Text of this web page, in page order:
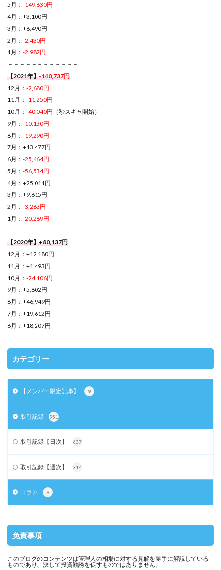
5月： -149,630円
4月：+3,100円
3月：+6,490円
2月： -2,430円
1月： -2,982円
－－－－－－－－－－－－
【2021年】-140,737円
12月： -2,680円
11月： -11,250円
10月： -40,040円 （秒スキャ開始）
9月： -10,130円
8月： -19,290円
7月：+13,477円
6月： -25,464円
5月： -56,534円
4月：+25,011円
3月：+9,615円
2月： -3,263円
1月： -20,289円
－－－－－－－－－－－－
【2020年】+80,137円
12月：+12,180円
11月：+1,493円
10月： -24,106円
9月：+5,802円
8月：+46,949円
7月：+19,612円
6月：+18,207円
カテゴリー
【メンバー限定記事】 9
取引記録 951
取引記録【日次】 637
取引記録【週次】 314
コラム 9
免責事項
このブログのコンテンツは管理人の相場に対する見解を勝手に解説している
ものであり、決して投資勧誘を促すものではありません。